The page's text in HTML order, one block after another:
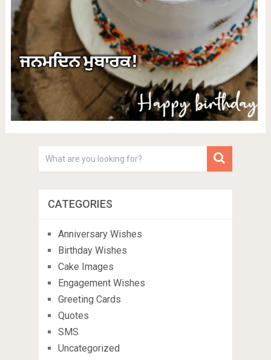
CATEGORIES
Anniversary Wishes
Birthday Wishes
Cake Images
Engagement Wishes
Greeting Cards
Quotes
SMS
Uncategorized